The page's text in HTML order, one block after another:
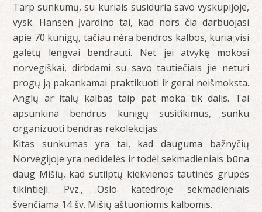
Tarp sunkumų, su kuriais susiduria savo vyskupijoje,
vysk. Hansen įvardino tai, kad nors čia darbuojasi
apie 70 kunigų, tačiau nėra bendros kalbos, kuria visi
galėtų lengvai bendrauti. Net jei atvykę mokosi
norvegiškai, dirbdami su savo tautiečiais jie neturi
progų ją pakankamai praktikuoti ir gerai neišmoksta.
Anglų ar italų kalbas taip pat moka tik dalis. Tai
apsunkina bendrus kunigų susitikimus, sunku
organizuoti bendras rekolekcijas.
Kitas sunkumas yra tai, kad dauguma bažnyčių
Norvegijoje yra nedidelės ir todėl sekmadieniais būna
daug Mišių, kad sutilptų kiekvienos tautinės grupės
tikintieji. Pvz., Oslo katedroje sekmadieniais
švenčiama 14 šv. Mišių aštuoniomis kalbomis.